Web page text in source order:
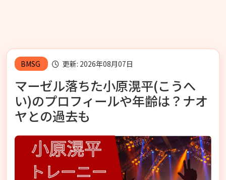
BMSG 更新: 2026年08月07日
マーゼル落ちた小原滉平(こうへ
い)のプロフィールや年齢は？ナオ
ヤとの過去も